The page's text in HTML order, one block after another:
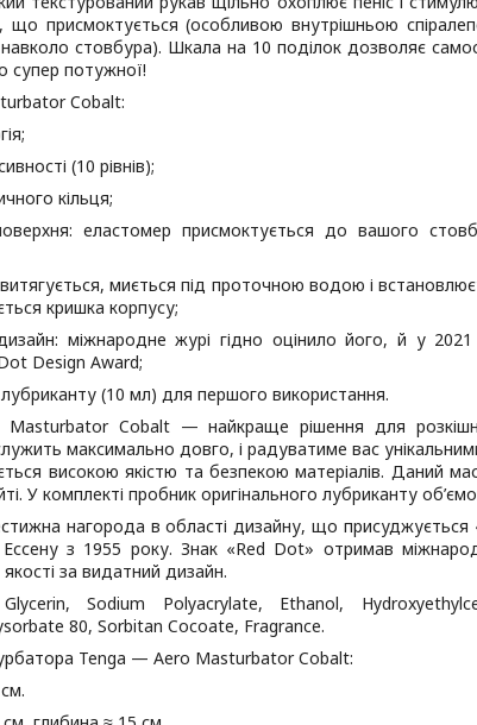
що присмоктується (особливою внутрішньою
стовбура). Шкала на 10 поділок дозволяє
супер потужної!
Cobalt:
(10 рівнів);
кільця;
еластомер присмоктується до вашого
миється під проточною водою і
кришка корпусу;
міжнародне журі гідно оцінило його, й у
Design Award;
(10 мл) для першого використання.
Cobalt — найкраще рішення для
максимально довго, і радуватиме вас
високою якістю та безпекою матеріалів. Даний
У комплекті пробник оригінального лубриканту
нагорода в області дизайну, що присуджується
Ессену з 1955 року. Знак «Red Dot» отримав
за видатний дизайн.
Sodium Polyacrylate, Ethanol,
80, Sorbitan Cocoate, Fragrance.
Tenga — Aero Masturbator Cobalt: